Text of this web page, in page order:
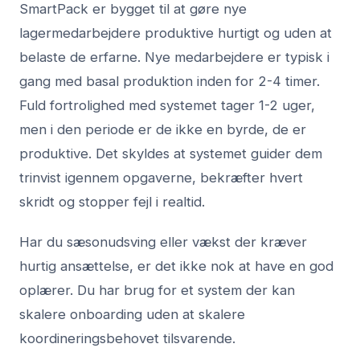
SmartPack er bygget til at gøre nye
lagermedarbejdere produktive hurtigt og uden at
belaste de erfarne. Nye medarbejdere er typisk i
gang med basal produktion inden for 2-4 timer.
Fuld fortrolighed med systemet tager 1-2 uger,
men i den periode er de ikke en byrde, de er
produktive. Det skyldes at systemet guider dem
trinvist igennem opgaverne, bekræfter hvert
skridt og stopper fejl i realtid.
Har du sæsonudsving eller vækst der kræver
hurtig ansættelse, er det ikke nok at have en god
oplærer. Du har brug for et system der kan
skalere onboarding uden at skalere
koordineringsbehovet tilsvarende.